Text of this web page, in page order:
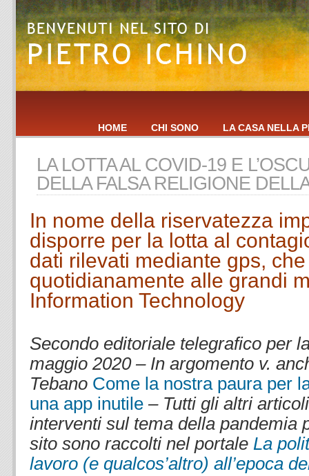
HOME CHI SONO LA CASA NELLA
LA LOTTA AL COVID-19 E
DELLA FALSA RELIGIONE
In nome della riservatezza
disporre per la lotta al
dati rilevati mediante gps,
quotidianamente alle grandi
Information Technology
Secondo editoriale telegrafico per
maggio 2020 – In argomento v.
Tebano Come la nostra paura per
una app inutile – Tutti gli altri
interventi sul tema della pandemia
sito sono raccolti nel portale La
lavoro (e qualcos’altro) all’epoca